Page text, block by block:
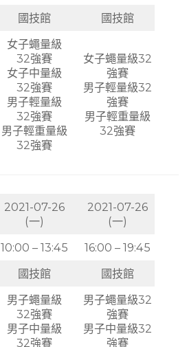
國技館 國技館
女子蠅量級
32強賽
女子中量級
32強賽
男子輕量級
32強賽
男子輕重量級
32強賽
女子蠅量級32
強賽
男子輕量級32
強賽
男子輕重量級
32強賽
2021-07-26
(一)
2021-07-26
(一)
10:00 – 13:45
16:00 – 19:45
國技館 國技館
男子蠅量級
32強賽
男子中量級
32強賽
男子蠅量級32
強賽
男子中量級32
強賽